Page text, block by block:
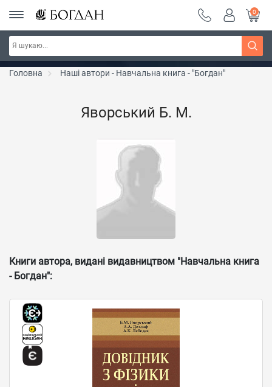
РОЗПРОДАЖ ~ 150 грн ~ 200 грн ~ 250 грн ~
300 грн ~ РОЗПРОДАЖ
Дізнатись більше
0
Головна Наші автори - Навчальна книга - "Богдан"
Яворський Б. М.
Книги автора, видані видавництвом "Навчальна книга
- Богдан":